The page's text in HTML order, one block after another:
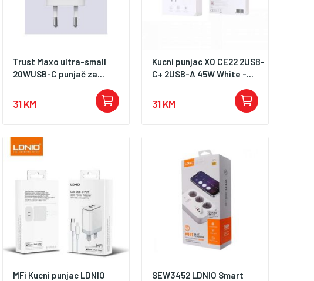
Trust Maxo ultra-small
20WUSB-C punjač za...
31 KM
Kucni punjac XO CE22 2USB-
C+ 2USB-A 45W White -...
31 KM
MFi Kucni punjac LDNIO
SEW3452 LDNIO Smart